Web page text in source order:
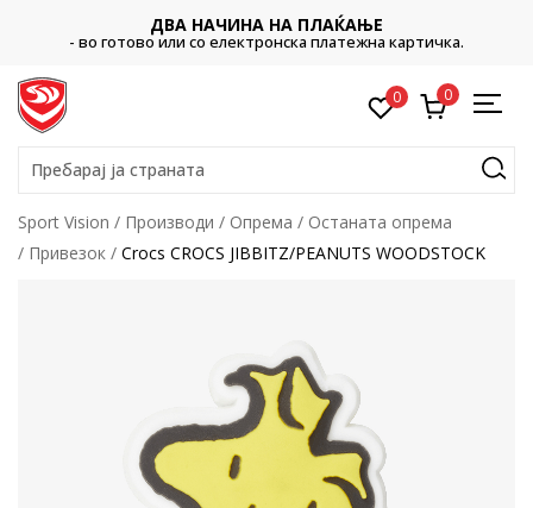
ДВА НАЧИНА НА ПЛАЌАЊЕ
- во готово или со електронска платежна картичка.
0 0
Пребарај ја страната
Sport Vision Производи Опрема
Останата опрема
Привезок
Crocs CROCS JIBBITZ/PEANUTS WOODSTOCK